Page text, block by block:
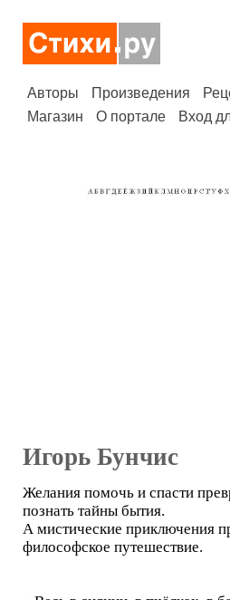
Авторы Произведения
Магазин
О портале Вход
Игорь Бунчис
Желания помочь и спасти
познать тайны бытия.
А мистические приключения
философское путешествие.